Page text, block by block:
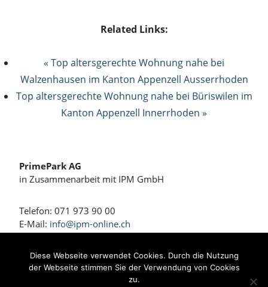
Related Links:
« Top altersgerechte Wohnung nahe bei
Walzenhausen im Kanton Appenzell Ausserrhoden
Top altersgerechte Wohnung nahe bei Büriswilen im
Kanton Appenzell Innerrhoden »
PrimePark AG
in Zusammenarbeit mit IPM GmbH
Telefon: 071 973 90 00
E-Mail: info@ipm-online.ch
Wohnen und Arbeiten am Rennweg
Bahnhofstrasse 4 + 4a
Diese Webseite verwendet Cookies. Durch die Nutzung
der Webseite stimmen Sie der Verwendung von Cookies
zu.